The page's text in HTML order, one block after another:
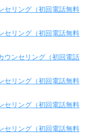
セリング（初回電話無料
セリング（初回電話無料
ウンセリング（初回電話
セリング（初回電話無料
セリング（初回電話無料
セリング（初回電話無料